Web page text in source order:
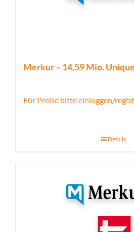
Merkur – 14,59 Mio.
Für Preise bitte einloggen/
Details